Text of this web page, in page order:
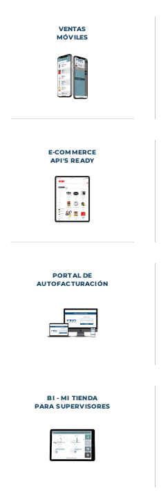
VENTAS
MÓVILES
E-COMMERCE
API'S READY
PORTAL DE
AUTOFACTURACIÓN
BI - MI TIENDA
PARA SUPERVISORES